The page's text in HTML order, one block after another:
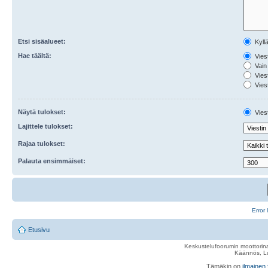
Etsi sisäalueet:
Hae täältä:
Näytä tulokset:
Lajittele tulokset:
Rajaa tulokset:
Palauta ensimmäiset:
Error
Etusivu
Keskustelufoorumin
Käännös,
Tämäkin on ilmainen